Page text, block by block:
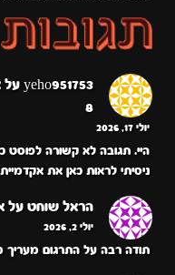
yeho951753 על
8
יולי 17, 2026
היי. תגובה לא קשורה לפוסט
ניסיתי לראות כאן את
הראל שוחט על
יולי 2, 2026
תודה רבה על התרגום